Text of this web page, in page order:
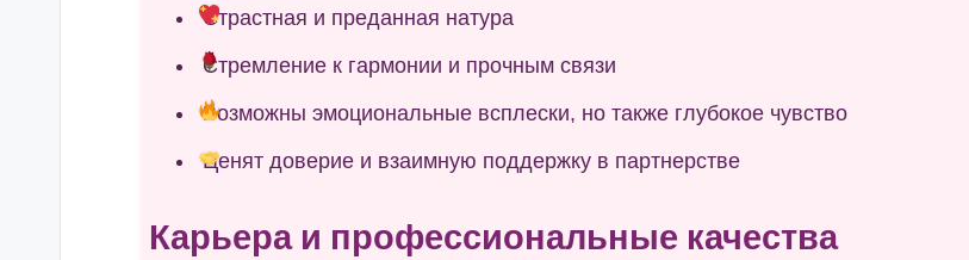
Страстная и преданная натура
Стремление к гармонии и прочным связи
Возможны эмоциональные всплески, но также глубокое чувство
Ценят доверие и взаимную поддержку в партнерстве
Карьера и профессиональные качества